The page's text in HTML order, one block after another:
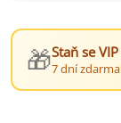
🎁Staň se VIP
7 dní